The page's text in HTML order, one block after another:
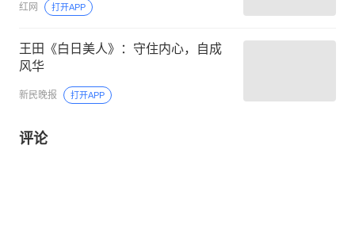
红网 打开APP
王田《白日美人》：守住内心，自成
风华
新民晚报 打开APP
评论